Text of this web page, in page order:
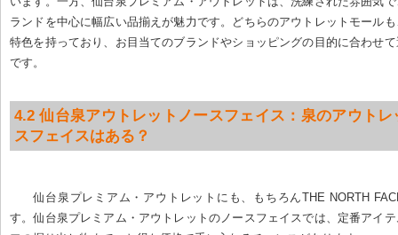
ランドを中心に幅広い品揃えが魅力です。どちらのアウトレットモール
特色を持っており、お目当てのブランドやショッピングの目的に合わせ
です。
4.2 仙台泉アウトレットノースフェイス：泉のアウトレ
スフェイスはある？
仙台泉プレミアム・アウトレットにも、もちろんTHE NORTH
す。仙台泉プレミアム・アウトレットのノースフェイスでは、定番アイ